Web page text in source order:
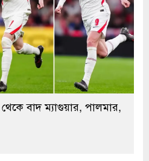
বাদ ম্যাগুয়ার, পালমার,